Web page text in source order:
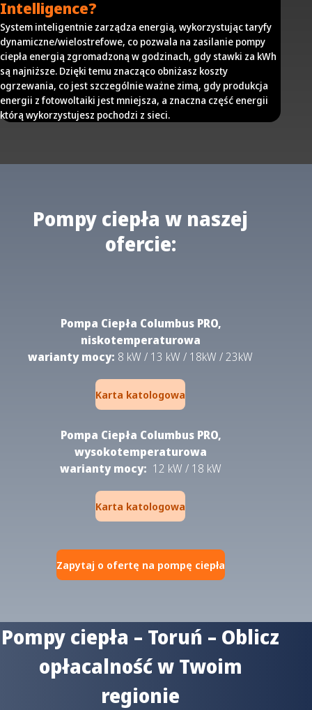
Intelligence?
System inteligentnie zarządza energią, wykorzystując taryfy
dynamiczne/wielostrefowe, co pozwala na zasilanie pompy
ciepła energią zgromadzoną w godzinach, gdy stawki za kWh
są najniższe. Dzięki temu znacząco obniżasz koszty
ogrzewania, co jest szczególnie ważne zimą, gdy produkcja
energii z fotowoltaiki jest mniejsza, a znaczna część energii
którą wykorzystujesz pochodzi z sieci.
Pompy ciepła w naszej
ofercie:
Pompa Ciepła Columbus PRO,
niskotemperaturowa
warianty mocy: 8 kW / 13 kW / 18kW / 23kW
Karta katologowa
Pompa Ciepła Columbus PRO,
wysokotemperaturowa
warianty mocy: 12 kW / 18 kW
Karta katologowa
Zapytaj o ofertę na pompę ciepła
Pompy ciepła – Toruń – Oblicz
opłacalność w Twoim
regionie